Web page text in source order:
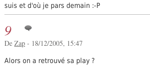
suis et d'où je pars demain :-P
9
De Zap- 18/12/2005, 15:47
Alors on a retrouvé sa play ?